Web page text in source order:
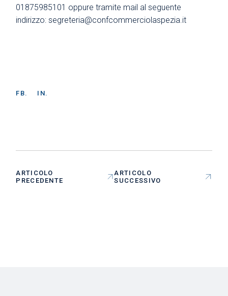
01875985101 oppure tramite mail al seguente
indirizzo: segreteria@confcommerciolaspezia.it
FB. IN.
ARTICOLO
PRECEDENTE
ARTICOLO
SUCCESSIVO